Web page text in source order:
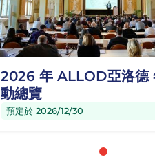
2026 年 ALLOD亞洛德
動總覽
預定於 2026/12/30